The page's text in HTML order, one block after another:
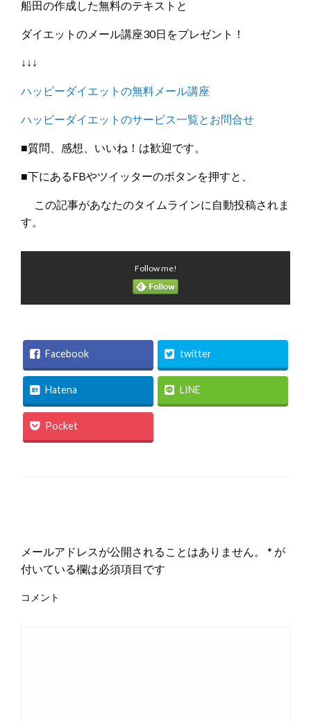
船田の作成した無料のテキストと
ダイエットのメール講座30日をプレゼント！
↓↓↓
ハッピーダイエットの無料メール講座
ハッピーダイエットのサービス一覧とお問合せ
■質問、感想、いいね！は歓迎です。
■下にあるFBやツイッターのボタンを押すと、
この記事があなたのタイムラインに自動投稿されま
す。
Follow me!
Facebook twitter
Hatena LINE
Pocket
メールアドレスが公開されることはありません。 * が
付いている欄は必須項目です
コメント